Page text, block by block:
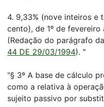
4. 9,33% (nove inteiros e
cento), de 1º de
(Redação do parágrafo
44 DE 29/03/1994). "
"§ 3º A base de cálculo
como a relativa à
sujeito passivo por